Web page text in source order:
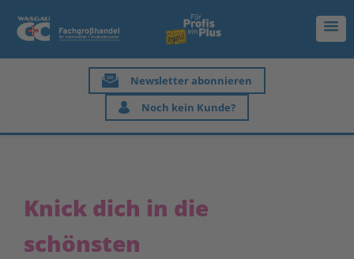
Newsletter abonnieren
Noch kein Kunde?
Knick dich in die
schönsten